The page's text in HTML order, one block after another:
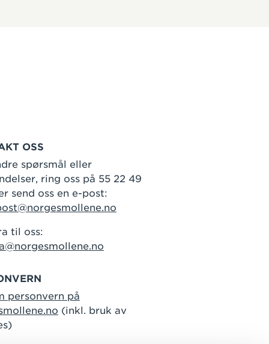
OSS
spørsmål eller
ring oss på 55 22 49
send oss en e-post:
til oss:
personvern på
(inkl. bruk av